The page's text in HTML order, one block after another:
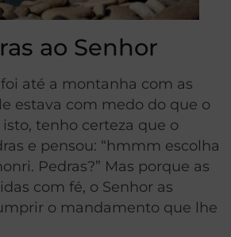
ao Senhor
até a montanha com as
estava com medo do que o
tenho certeza que o
e pensou: “hmmm escolha
Pedras?” Mas porque as
com fé, o Senhor as
o mandamento que lhe